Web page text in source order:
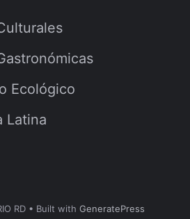
Ecológico
Latina
RD• Built with GeneratePress